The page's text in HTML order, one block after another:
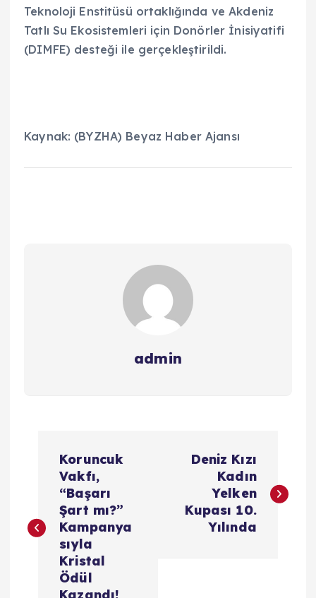
Teknoloji Enstitüsü ortaklığında ve Akdeniz
Tatlı Su Ekosistemleri için Donörler İnisiyatifi
(DIMFE) desteği ile gerçekleştirildi.
Kaynak: (BYZHA) Beyaz Haber Ajansı
admin
z
Koruncuk
Vakfı,
“Başarı
Şart mı?”
Kampanya
sıyla
Kristal
Ödül
Deniz Kızı
Kadın
Yelken
Kupası 10.
Yılında